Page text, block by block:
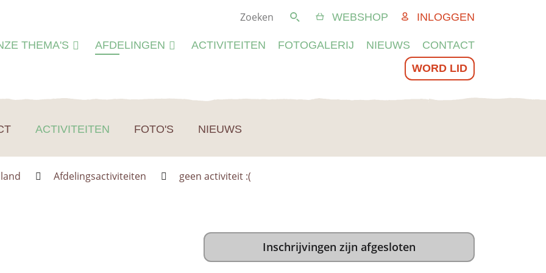
Zoeken
THEMA'S AFDELINGEN ACTIVITEITEN FOTOGALERIJ NIEUWS
CONTACT
WORD LID
WEBSHOP INLOGGEN
ACTIVITEITEN FOTO'S NIEUWS
Afdelingsactiviteiten geen activiteit :(
Inschrijvingen zijn afgesloten